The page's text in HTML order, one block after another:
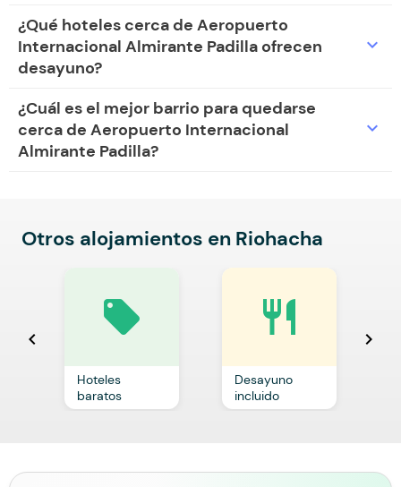
¿Qué hoteles cerca de Aeropuerto
Internacional Almirante Padilla ofrecen
desayuno?
expand_more
¿Cuál es el mejor barrio para quedarse
cerca de Aeropuerto Internacional
Almirante Padilla?
expand_more
Otros alojamientos en Riohacha
chevron_left
local_offer
Hoteles
baratos
restaurant
Desayuno
incluido
chevron_right